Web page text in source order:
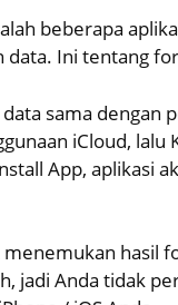
beberapa
Ini tentang
sama dengan
iCloud, lalu
App, aplikasi
hasil
jadi Anda tidak